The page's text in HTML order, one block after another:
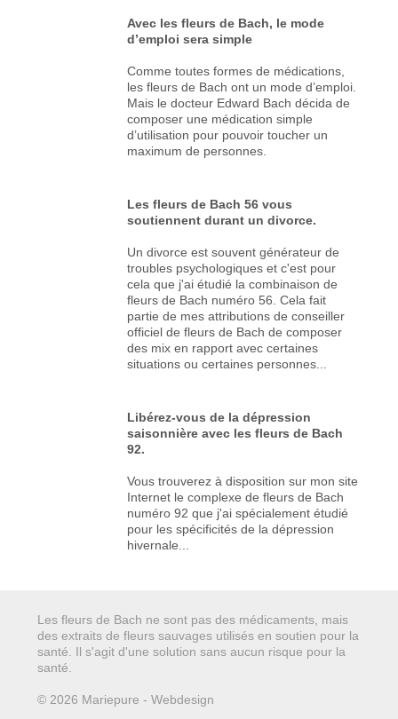
Avec les fleurs de Bach, le mode
d’emploi sera simple
Comme toutes formes de médications,
les fleurs de Bach ont un mode d’emploi.
Mais le docteur Edward Bach décida de
composer une médication simple
d’utilisation pour pouvoir toucher un
maximum de personnes.
Les fleurs de Bach 56 vous
soutiennent durant un divorce.
Un divorce est souvent générateur de
troubles psychologiques et c'est pour
cela que j'ai étudié la combinaison de
fleurs de Bach numéro 56. Cela fait
partie de mes attributions de conseiller
officiel de fleurs de Bach de composer
des mix en rapport avec certaines
situations ou certaines personnes...
Libérez-vous de la dépression
saisonnière avec les fleurs de Bach
92.
Vous trouverez à disposition sur mon site
Internet le complexe de fleurs de Bach
numéro 92 que j'ai spécialement étudié
pour les spécificités de la dépression
hivernale...
Les fleurs de Bach ne sont pas des médicaments, mais
des extraits de fleurs sauvages utilisés en soutien pour la
santé. Il s'agit d'une solution sans aucun risque pour la
santé.
© 2026 Mariepure - Webdesign